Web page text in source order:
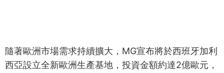
隨著歐洲市場需求持續擴大，MG宣布將於西班牙加利
西亞設立全新歐洲生產基地，投資金額約達2億歐元，